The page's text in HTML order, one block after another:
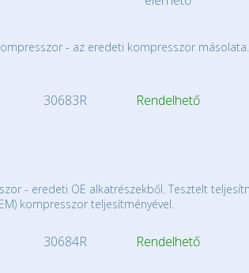
- az eredeti kompresszor másolata.
30683R Rendelhető
- eredeti OE alkatrészekből. Tesztelt
kompresszor teljesítményével.
30684R Rendelhető